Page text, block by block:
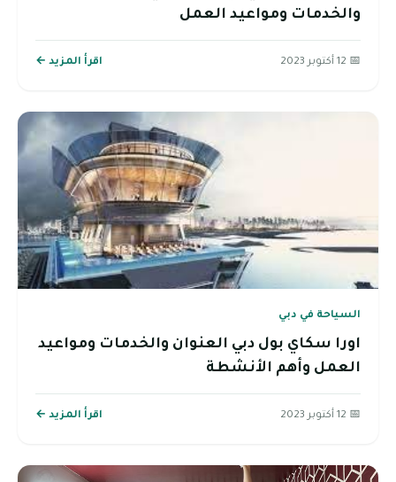
والخدمات ومواعيد العمل
📅 12 أكتوبر 2023 اقرأ المزيد ←
السياحة في دبي
اورا سكاي بول دبي العنوان والخدمات ومواعيد
العمل وأهم الأنشطة
📅 12 أكتوبر 2023 اقرأ المزيد ←